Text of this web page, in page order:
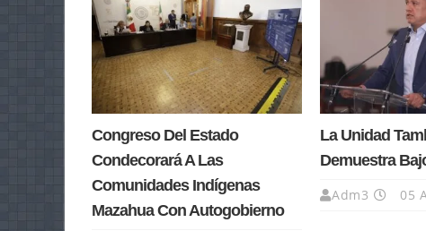
Congreso Del Estado
Condecorará A Las
Comunidades Indígenas
Mazahua Con Autogobierno
La Unidad
Demuestra
Adm3 05